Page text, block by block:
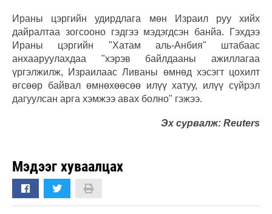
Ираны цэргийн удирдлага мөн Израил руу хийх
дайралтаа зогсооно гэдгээ мэдэгдсэн банйа. Гэхдээ
Ираны цэргийн "Хатам аль-Анбия" штабаас
анхааруулахдаа "хэрэв байлдааны ажиллагаа
үргэлжилж, Израилаас Ливаны өмнөд хэсэгт цохилт
өгсөөр байвал өмнөхөөсөө илүү хатуу, илүү сүйрэл
дагуулсан арга хэмжээ авах болно" гэжээ.
Эх сурвалж: Reuters
Мэдээг хуваалцах